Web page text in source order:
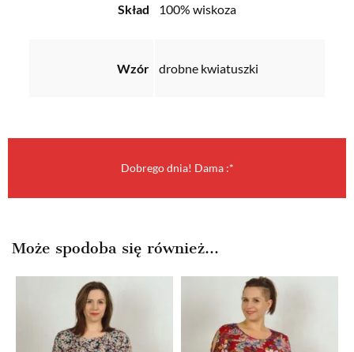
Skład 100% wiskoza
Wzór drobne kwiatuszki
Dobrego dnia! Dama :*
Może spodoba się również…